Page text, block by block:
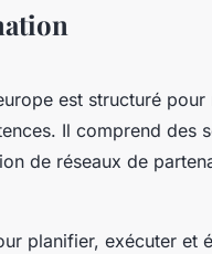
est structuré pour
Il comprend des
de réseaux de
planifier, exécuter et